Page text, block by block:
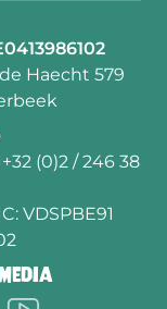
Haecht 579
+32 (0)2 / 246 38
VDSPBE91
FollowFollow